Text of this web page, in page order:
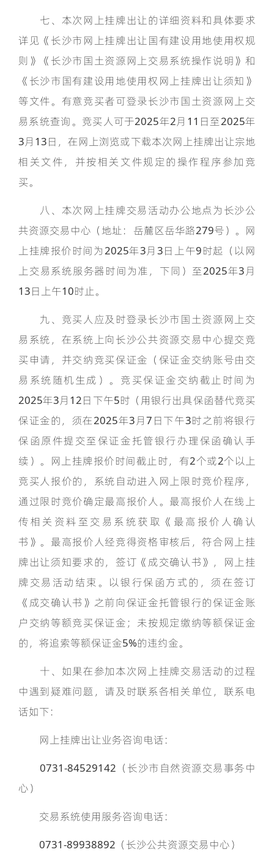
七、本次网上挂牌出让的详细资料和具体要求
详见《长沙市网上挂牌出让国有建设用地使用权规
则》《长沙市国土资源网上交易系统操作说明》和
《长沙市国有建设用地使用权网上挂牌出让须知》
等文件。有意竞买者可登录长沙市国土资源网上交
易系统查询。竞买人可于2025年2月11日至2025年
3月13日，在网上浏览或下载本次网上挂牌出让宗地
相关文件，并按相关文件规定的操作程序参加竞
买。
八、本次网上挂牌交易活动办公地点为长沙公
共资源交易中心（地址：岳麓区岳华路279号）。网
上挂牌报价时间为2025年3月3日上午9时起（以网
上交易系统服务器时间为准，下同）至2025年3月
13日上午10时止。
九、竞买人应及时登录长沙市国土资源网上交
易系统，在系统上向长沙公共资源交易中心提交竞
买申请，并交纳竞买保证金（保证金交纳账号由交
易系统随机生成）。竞买保证金交纳截止时间为
2025年3月12日下午5时（用银行出具保函替代竞买
保证金的，须在2025年3月7日下午3时之前将银行
保函原件提交至保证金托管银行办理保函确认手
续）。网上挂牌报价时间截止时，有2个或2个以上
竞买人报价的，系统自动进入网上限时竞价程序，
通过限时竞价确定最高报价人。最高报价人在线上
传相关资料至交易系统获取《最高报价人确认
书》。最高报价人经竞得资格审核后，符合网上挂
牌出让须知要求的，签订《成交确认书》，网上挂
牌交易活动结束。以银行保函方式的，须在签订
《成交确认书》之前向保证金托管银行的保证金账
户交纳等额竞买保证金；未按规定缴纳等额保证金
的，将追索等额保证金5%的违约金。
十、如果在参加本次网上挂牌交易活动的过程
中遇到疑难问题，请及时联系各相关单位，联系电
话如下：
网上挂牌出让业务咨询电话：
0731-84529142（长沙市自然资源交易事务中
心）
交易系统使用服务咨询电话：
0731-89938892（长沙公共资源交易中心）